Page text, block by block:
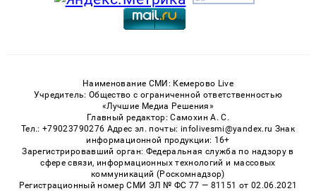
Наименование СМИ: Кемерово Live
Учредитель: Общество с ограниченной ответственностью
«Лучшие Медиа Решения»
Главный редактор: Самохин А. С.
Тел.: +79023790276 Адрес эл. почты: infolivesmi@yandex.ru Знак
информационной продукции: 16+
Зарегистрировавший орган: Федеральная служба по надзору в
сфере связи, информационных технологий и массовых
коммуникаций (Роскомнадзор)
Регистрационный номер СМИ ЭЛ № ФС 77 — 81151 от 02.06.2021